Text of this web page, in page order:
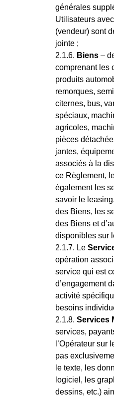
générales
Utilisateurs
(vendeur) sont
jointe ;
Biens –
comprenant les
produits
remorques,
citernes, bus,
spéciaux,
agricoles,
pièces
jantes,
associés à la
ce Règlement,
également les
savoir le
des Biens, les
des Biens et
disponibles sur
Le
opération
service qui est
d’engagement
activité
besoins
Services
services,
l’Opérateur sur
pas
le texte, les
logiciel, les
dessins, etc.)